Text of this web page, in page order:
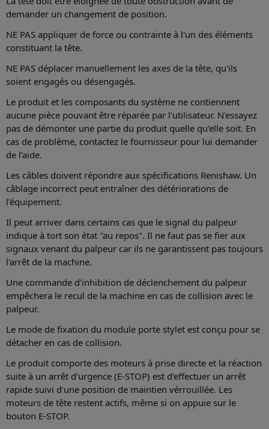
demander un changement de position.
NE PAS appliquer de force ou contrainte à l'un des éléments
constituant la tête.
NE PAS déplacer manuellement les axes de la tête, qu'ils
soient engagés ou désengagés.
Le produit et les composants du système ne contiennent
aucune pièce pouvant être réparée par l'utilisateur. N'essayez
pas de démonter une partie du produit quelle qu'elle soit. En
cas de problème, contactez le fournisseur pour lui demander
de l'aide.
Les câbles doivent répondre aux spécifications Renishaw. Un
câblage incorrect peut entraîner des détériorations de
l'équipement.
Il peut arriver dans certains cas que le signal du palpeur
indique à tort son état "au repos". Il ne faut pas se fier aux
signaux venant du palpeur car ils ne garantissent pas toujours
l'arrêt de la machine.
Une commande d'inhibition de déclenchement du palpeur
empêchera le recul de la machine en cas de collision avec le
palpeur.
Le mode de fixation du module porte stylet est conçu pour se
détacher en cas de collision.
Le produit comporte des moteurs à prise directe et la réaction
suite à un arrêt d'urgence (E-STOP) est d'effectuer un arrêt
rapide suivi d'une position de maintien vérrouillée. Les
moteurs de tête restent actifs, même si on appuie sur le
bouton E-STOP.